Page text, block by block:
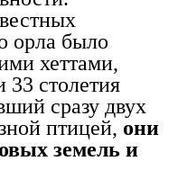
орла было
хеттами,
столетия
сразу двух
птицей, они
земель и